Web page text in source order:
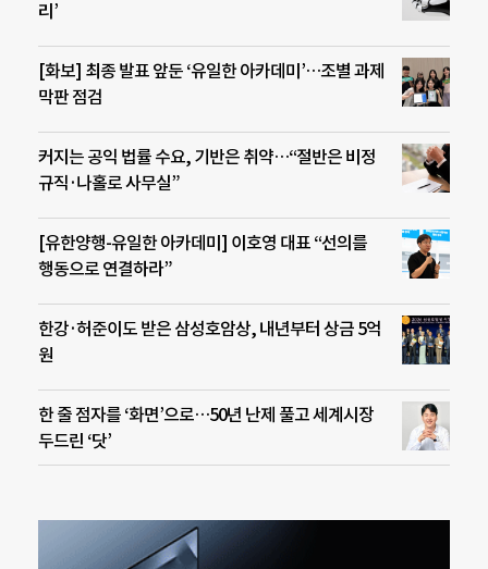
리’
[화보] 최종 발표 앞둔 ‘유일한 아카데미’…조별 과제
막판 점검
커지는 공익 법률 수요, 기반은 취약…“절반은 비정
규직·나홀로 사무실”
[유한양행-유일한 아카데미] 이호영 대표 “선의를
행동으로 연결하라”
한강·허준이도 받은 삼성호암상, 내년부터 상금 5억
원
한 줄 점자를 ‘화면’으로…50년 난제 풀고 세계시장
두드린 ‘닷’